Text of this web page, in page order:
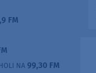
FM
NA 99,30 FM